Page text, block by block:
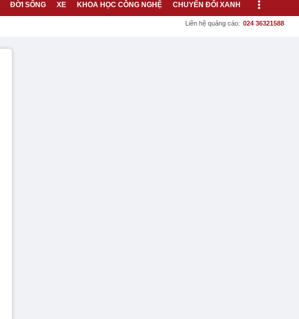
ĐỜI SỐNG XE KHOA HỌC CÔNG NGHỆ CHUYỂN ĐỔI XANH
Liên hệ quảng cáo: 024 36321588